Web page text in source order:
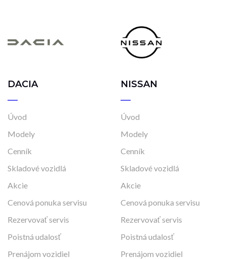
DACIA
Úvod
Modely
Cenník
Skladové vozidlá
Akcie
Cenová ponuka servisu
Rezervovať servis
Poistná udalosť
Prenájom vozidiel
NISSAN
Úvod
Modely
Cenník
Skladové vozidlá
Akcie
Cenová ponuka servisu
Rezervovať servis
Poistná udalosť
Prenájom vozidiel